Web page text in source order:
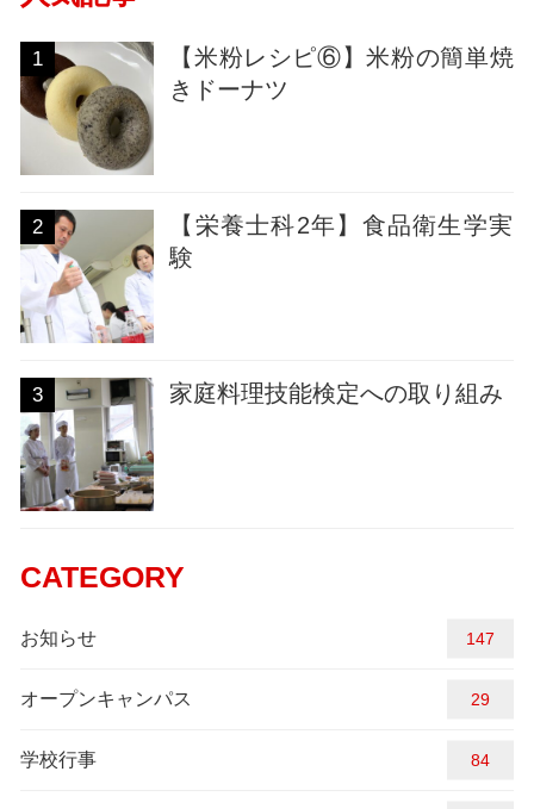
1
【米粉レシピ⑥】米粉の簡単焼
きドーナツ
2
【栄養士科2年】食品衛生学実
験
3 家庭料理技能検定への取り組み
CATEGORY
お知らせ 161
オープンキャンパス 29
学校行事 84